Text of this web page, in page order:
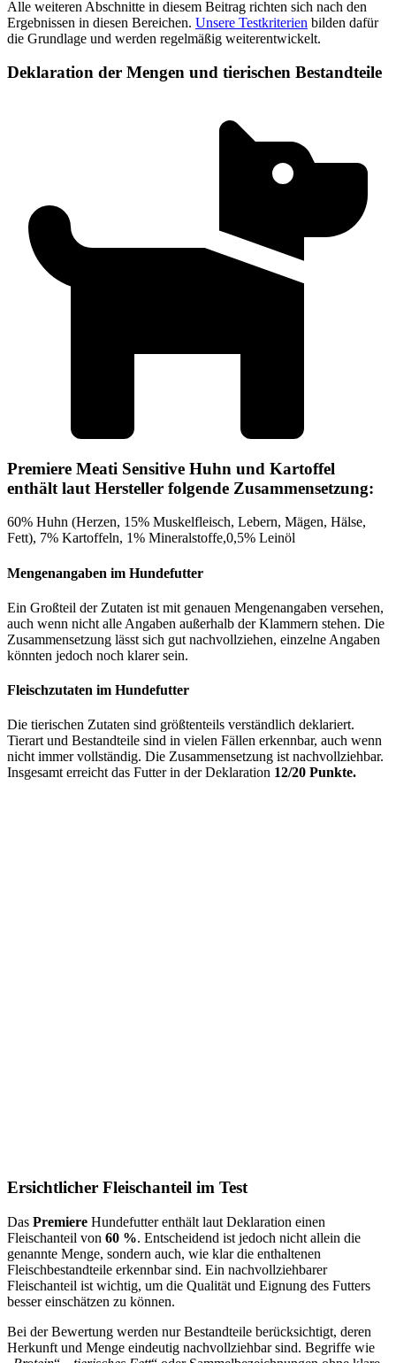
Alle weiteren Abschnitte in diesem Beitrag richten sich nach den
Ergebnissen in diesen Bereichen. Unsere Testkriterien bilden dafür
die Grundlage und werden regelmäßig weiterentwickelt.
Deklaration der Mengen und tierischen Bestandteile
Premiere Meati Sensitive Huhn und Kartoffel
enthält laut Hersteller folgende Zusammensetzung:
60% Huhn (Herzen, 15% Muskelfleisch, Lebern, Mägen, Hälse,
Fett), 7% Kartoffeln, 1% Mineralstoffe,0,5% Leinöl
Mengenangaben im Hundefutter
Ein Großteil der Zutaten ist mit genauen Mengenangaben versehen,
auch wenn nicht alle Angaben außerhalb der Klammern stehen. Die
Zusammensetzung lässt sich gut nachvollziehen, einzelne Angaben
könnten jedoch noch klarer sein.
Fleischzutaten im Hundefutter
Die tierischen Zutaten sind größtenteils verständlich deklariert.
Tierart und Bestandteile sind in vielen Fällen erkennbar, auch wenn
nicht immer vollständig. Die Zusammensetzung ist nachvollziehbar.
Insgesamt erreicht das Futter in der Deklaration 12/20 Punkte.
Ersichtlicher Fleischanteil im Test
Das Premiere Hundefutter enthält laut Deklaration einen
Fleischanteil von 60 %. Entscheidend ist jedoch nicht allein die
genannte Menge, sondern auch, wie klar die enthaltenen
Fleischbestandteile erkennbar sind. Ein nachvollziehbarer
Fleischanteil ist wichtig, um die Qualität und Eignung des Futters
besser einschätzen zu können.
Bei der Bewertung werden nur Bestandteile berücksichtigt, deren
Herkunft und Menge eindeutig nachvollziehbar sind. Begriffe wie